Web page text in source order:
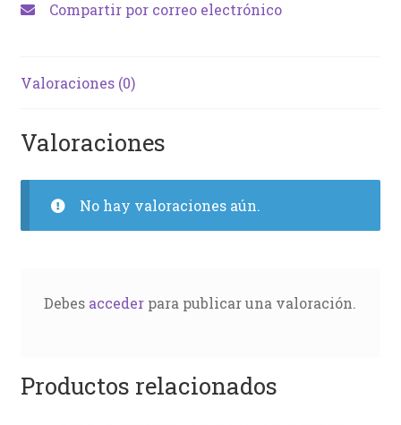
Compartir por correo electrónico
Valoraciones (0)
Valoraciones
No hay valoraciones aún.
Debes accederpara publicar una valoración.
Productos relacionados